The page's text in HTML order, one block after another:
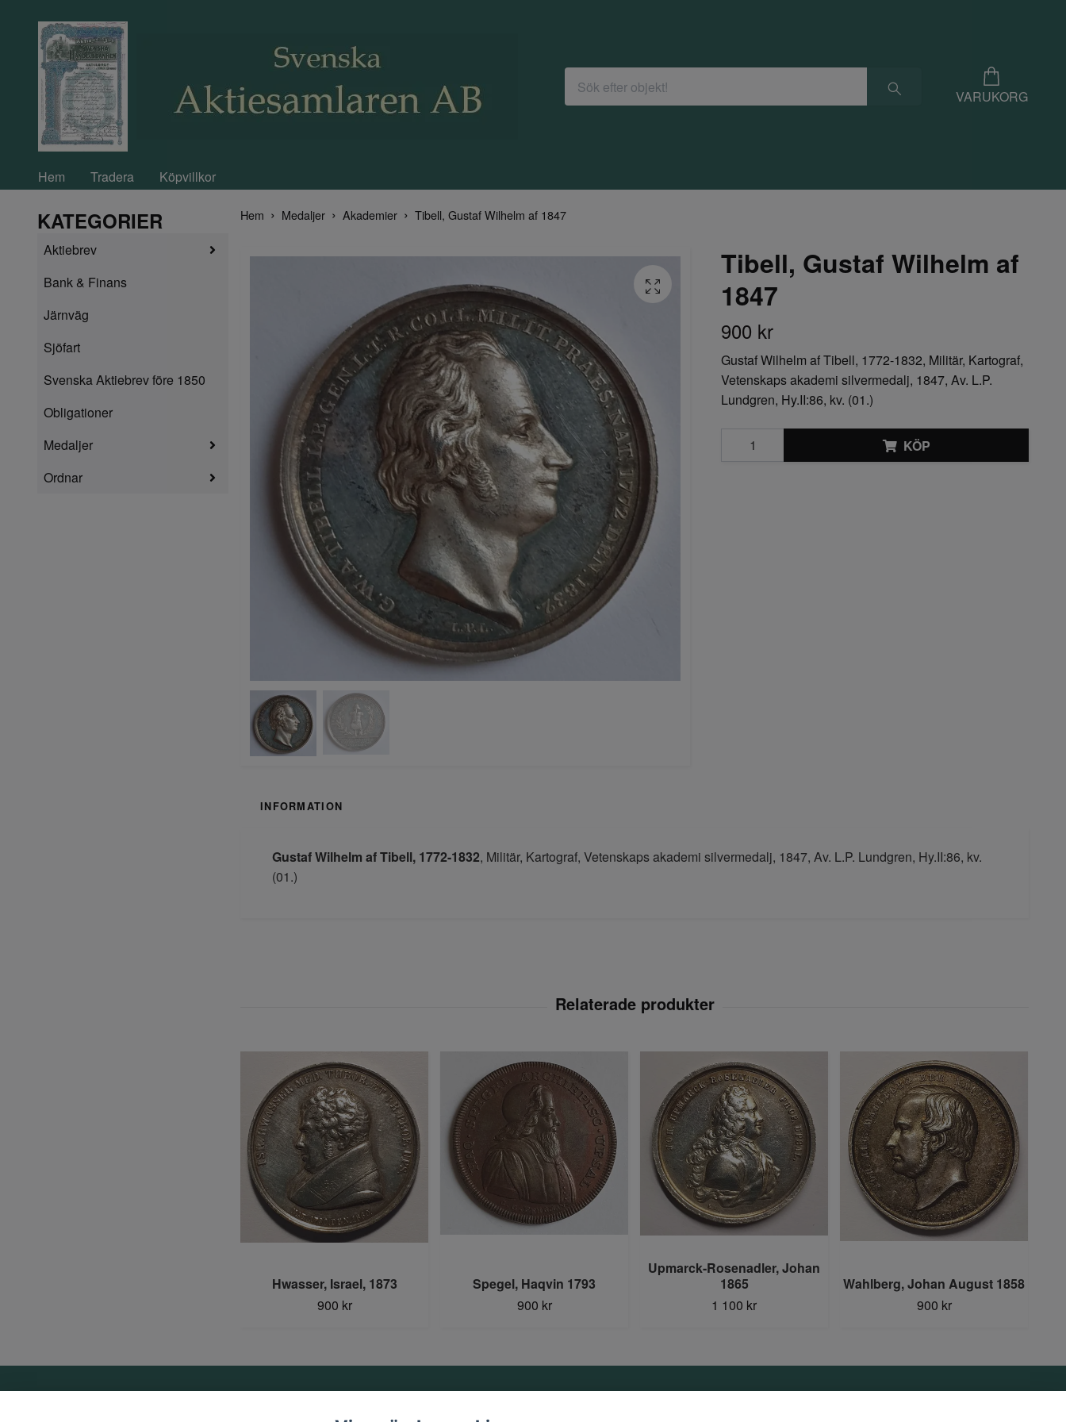
VARUKORG
Hem Tradera Köpvillkor
KATEGORIER
Aktiebrev
Bank & Finans
Järnväg
Sjöfart
Svenska Aktiebrev före 1850
Obligationer
Medaljer
Ordnar
Hem Medaljer Akademier Tibell, Gustaf Wilhelm af 1847
Tibell, Gustaf Wilhelm af
1847
900 kr
Gustaf Wilhelm af Tibell, 1772-1832, Militär, Kartograf,
Vetenskaps akademi silvermedalj, 1847, Av. L.P.
Lundgren, Hy.II:86, kv. (01.)
KÖP
INFORMATION
Gustaf Wilhelm af Tibell, 1772-1832, Militär, Kartograf, Vetenskaps akademi silvermedalj, 1847, Av. L.P. Lundgren, Hy.II:86, kv.
(01.)
Hwasser, Israel, 1873
900 kr
Spegel, Haqvin 1793
900 kr
Upmarck-Rosenadler, Johan
1865
1 100 kr
Wahlberg, Johan August 1858
900 kr